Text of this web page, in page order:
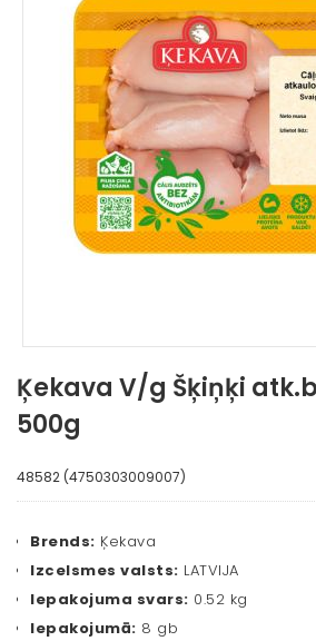
Ķekava V/g Šķiņķi
500g
48582 (4750303009007)
Brends: Ķekava
Izcelsmes valsts: LATVIJA
Iepakojuma svars: 0.52 kg
Iepakojumā: 8 gb